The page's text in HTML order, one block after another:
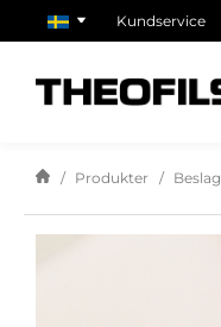
Kundservice
Produkter Beslag